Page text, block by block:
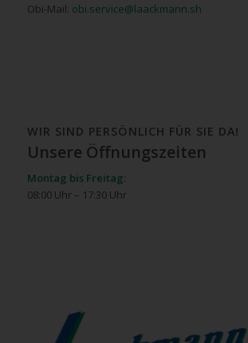
Obi-Mail: obi.service@laackmann.sh
WIR SIND PERSÖNLICH FÜR SIE DA!
Unsere Öffnungszeiten
Montag bis Freitag:
08:00 Uhr – 17:30 Uhr